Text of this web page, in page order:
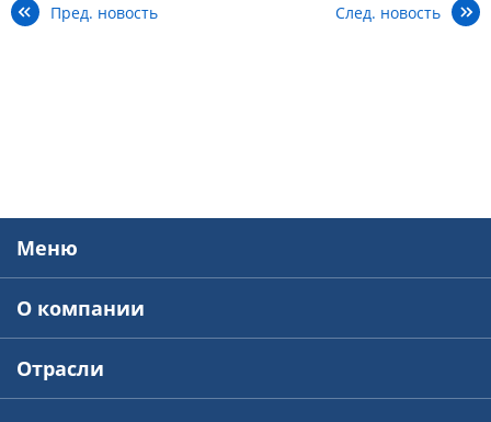
Пред. новость След. новость
Меню
О компании
Отрасли